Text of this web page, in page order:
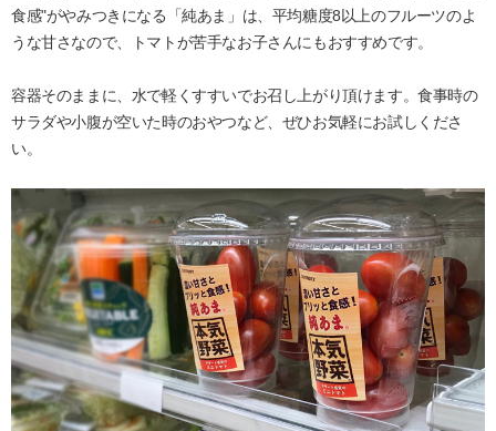
食感"がやみつきになる「純あま」は、平均糖度8以上のフルーツのよ
うな甘さなので、トマトが苦手なお子さんにもおすすめです。
容器そのままに、水で軽くすすいでお召し上がり頂けます。食事時の
サラダや小腹が空いた時のおやつなど、ぜひお気軽にお試しくださ
い。